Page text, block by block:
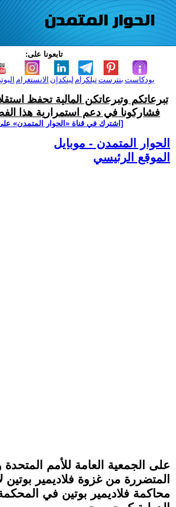
تابعونا على:
الانستغرام لينكدإن تيلكرامبنترست بودكاست
تبرعاتكم وتبرعاتكن المالية تحفظ
فشاركونا في دعم استمرارية هذا
[اشترك في قناة ‫«الحوار المتمدن»
الحوار المتمدن - موبايل
الموقع الرئيسي
على الجمعية العامة للأمم
المتضررة من غزوة فلاديمير بوتين
محاكمة فلاديمير بوتين في المحكمة